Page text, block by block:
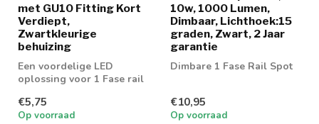
met GU10 Fitting Kort
Verdiept,
Zwartkleurige
behuizing
Een voordelige LED
oplossing voor 1 Fase rail
GU10 spot
€5,75
Op voorraad
10w, 1000 Lumen,
Dimbaar, Lichthoek:15
graden, Zwart, 2 Jaar
garantie
Dimbare 1 Fase Rail Spot
€10,95
Op voorraad